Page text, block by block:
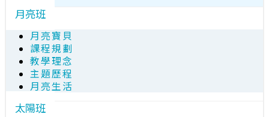
月亮班
月亮寶貝
課程規劃
教學理念
主題歷程
月亮生活
太陽班